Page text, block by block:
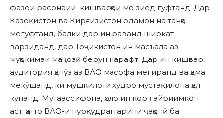
фазои расонаии кишварҳои мо зиёд гуфтанд. Дар
Қазоқистон ва Қирғизистон одамон на танҳо
мегуфтанд, балки дар ин раванд ширкат
варзиданд, дар Тоҷикистон ин масъала аз
муҳокимаи маҷозӣ берун нарафт. Дар ин кишвар,
аудитория ҳанӯз аз ВАО масофа мегиранд ва ҳама
мекӯшанд, ки мушкилоти худро мустақилона ҳал
кунанд. Мутаассифона, ҳоло ин кор ғайриимкон
аст: ҳатто ВАО-и пурқудраттарини ҷаҳонӣ ба